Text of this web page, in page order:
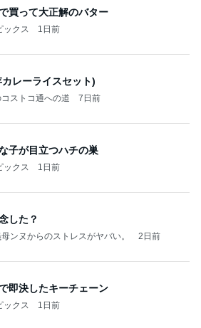
買って大正解のバター
ックス 1日前
レーライスセット)
ストコ通への道 7日前
子が目立つハチの巣
ックス 1日前
した？
母ンヌからのストレスがヤバい。 2日前
即決したキーチェーン
ックス 1日前